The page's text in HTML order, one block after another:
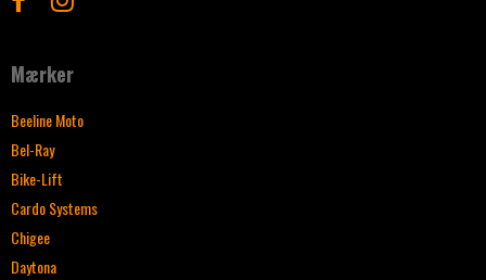
Mærker
Beeline Moto
Bel-Ray
Bike-Lift
Cardo Systems
Chigee
Daytona